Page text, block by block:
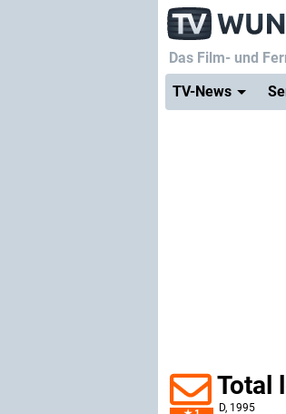
Das Film- und
TV-News
Total
D, 1995